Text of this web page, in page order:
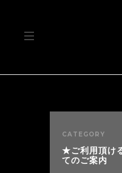
CATEGORY
★ご利用頂け
てのご案内